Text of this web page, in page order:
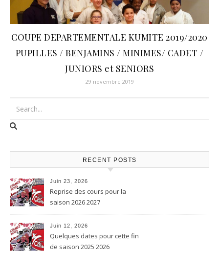
COUPE DEPARTEMENTALE KUMITE 2019/2020
PUPILLES / BENJAMINS / MINIMES/ CADET /
JUNIORS et SENIORS
29 novembre 2019
RECENT POSTS
Juin 23, 2026
Reprise des cours pour la
saison 2026 2027
Juin 12, 2026
Quelques dates pour cette fin
de saison 2025 2026